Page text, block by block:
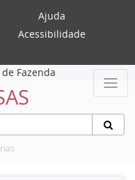
Ajuda
Acessibilidade
Fazenda